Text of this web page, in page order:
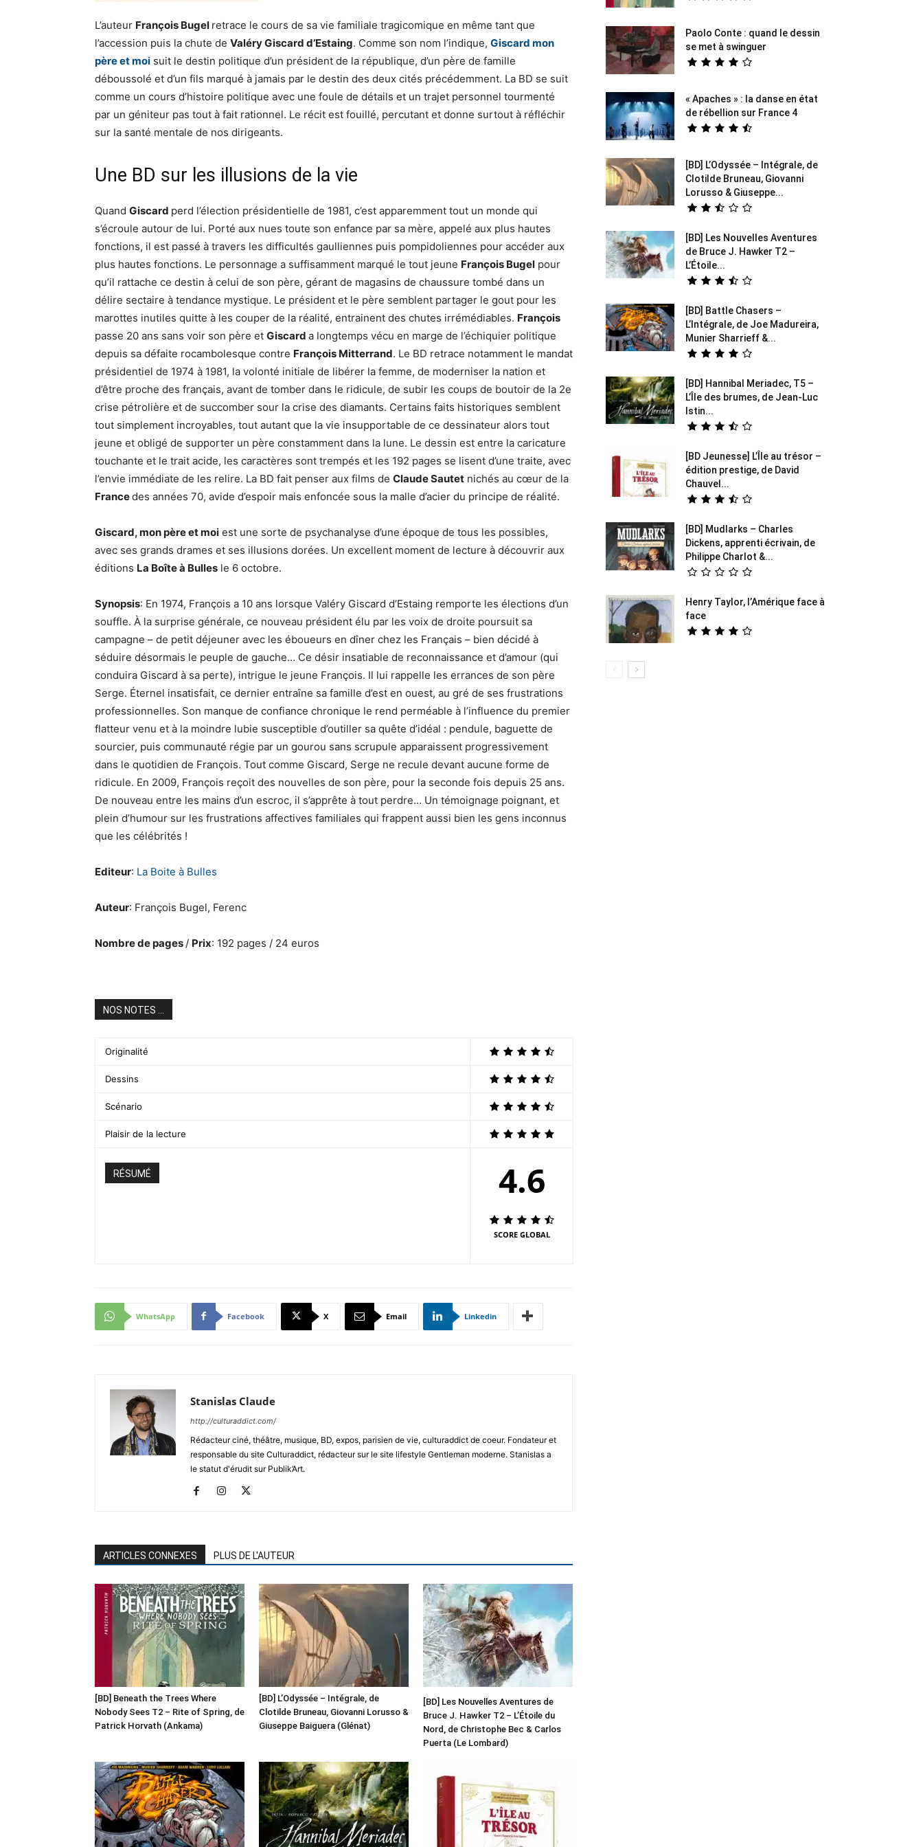
L’auteur François Bugel retrace le cours de sa vie familiale tragicomique en même tant que
l’accession puis la chute de Valéry Giscard d’Estaing. Comme son nom l’indique, Giscard mon
père et moi suit le destin politique d’un président de la république, d’un père de famille
déboussolé et d’un fils marqué à jamais par le destin des deux cités précédemment. La BD se suit
comme un cours d’histoire politique avec une foule de détails et un trajet personnel tourmenté
par un géniteur pas tout à fait rationnel. Le récit est fouillé, percutant et donne surtout à réfléchir
sur la santé mentale de nos dirigeants.
Une BD sur les illusions de la vie
Quand Giscard perd l’élection présidentielle de 1981, c’est apparemment tout un monde qui
s’écroule autour de lui. Porté aux nues toute son enfance par sa mère, appelé aux plus hautes
fonctions, il est passé à travers les difficultés gaulliennes puis pompidoliennes pour accéder aux
plus hautes fonctions. Le personnage a suffisamment marqué le tout jeune François Bugel pour
qu’il rattache ce destin à celui de son père, gérant de magasins de chaussure tombé dans un
délire sectaire à tendance mystique. Le président et le père semblent partager le gout pour les
marottes inutiles quitte à les couper de la réalité, entrainent des chutes irrémédiables. François
passe 20 ans sans voir son père et Giscard a longtemps vécu en marge de l’échiquier politique
depuis sa défaite rocambolesque contre François Mitterrand. Le BD retrace notamment le mandat
présidentiel de 1974 à 1981, la volonté initiale de libérer la femme, de moderniser la nation et
d’être proche des français, avant de tomber dans le ridicule, de subir les coups de boutoir de la 2e
crise pétrolière et de succomber sour la crise des diamants. Certains faits historiques semblent
tout simplement incroyables, tout autant que la vie insupportable de ce dessinateur alors tout
jeune et obligé de supporter un père constamment dans la lune. Le dessin est entre la caricature
touchante et le trait acide, les caractères sont trempés et les 192 pages se lisent d’une traite, avec
l’envie immédiate de les relire. La BD fait penser aux films de Claude Sautet nichés au cœur de la
Francedes années 70, avide d’espoir mais enfoncée sous la malle d’acier du principe de réalité.
Giscard, mon père et moi est une sorte de psychanalyse d’une époque de tous les possibles,
avec ses grands drames et ses illusions dorées. Un excellent moment de lecture à découvrir aux
éditions La Boîte à Bulles le 6 octobre.
Synopsis: En 1974, François a 10 ans lorsque Valéry Giscard d’Estaing remporte les élections d’un
souffle. À la surprise générale, ce nouveau président élu par les voix de droite poursuit sa
campagne – de petit déjeuner avec les éboueurs en dîner chez les Français – bien décidé à
séduire désormais le peuple de gauche… Ce désir insatiable de reconnaissance et d’amour (qui
conduira Giscard à sa perte), intrigue le jeune François. Il lui rappelle les errances de son père
Serge. Éternel insatisfait, ce dernier entraîne sa famille d’est en ouest, au gré de ses frustrations
professionnelles. Son manque de confiance chronique le rend perméable à l’influence du premier
flatteur venu et à la moindre lubie susceptible d’outiller sa quête d’idéal : pendule, baguette de
sourcier, puis communauté régie par un gourou sans scrupule apparaissent progressivement
dans le quotidien de François. Tout comme Giscard, Serge ne recule devant aucune forme de
ridicule. En 2009, François reçoit des nouvelles de son père, pour la seconde fois depuis 25 ans.
De nouveau entre les mains d’un escroc, il s’apprête à tout perdre… Un témoignage poignant, et
plein d’humour sur les frustrations affectives familiales qui frappent aussi bien les gens inconnus
que les célébrités !
Editeur: La Boite à Bulles
Auteur: François Bugel, Ferenc
Nombre de pages / Prix: 192 pages / 24 euros
NOS NOTES ...
Originalité
Dessins
Scénario
Plaisir de la lecture
RÉSUMÉ 4.6
SCORE GLOBAL
WhatsApp Facebook X Email Linkedin
Stanislas Claude
http://culturaddict.com/
Rédacteur ciné, théâtre, musique, BD, expos, parisien de vie, culturaddict de coeur. Fondateur et
responsable du site Culturaddict, rédacteur sur le site lifestyle Gentleman moderne. Stanislas a
le statut d'érudit sur Publik’Art.
ARTICLES CONNEXES PLUS DE L'AUTEUR
[BD] Beneath the Trees Where
Nobody Sees T2 – Rite of Spring, de
Patrick Horvath (Ankama)
[BD] L’Odyssée – Intégrale, de
Clotilde Bruneau, Giovanni Lorusso &
Giuseppe Baiguera (Glénat)
[BD] Les Nouvelles Aventures de
Bruce J. Hawker T2 – L’Étoile du
Nord, de Christophe Bec & Carlos
Puerta (Le Lombard)
Paolo Conte : quand le dessin
se met à swinguer
« Apaches » : la danse en état
de rébellion sur France 4
[BD] L’Odyssée – Intégrale, de
Clotilde Bruneau, Giovanni
Lorusso & Giuseppe...
[BD] Les Nouvelles Aventures
de Bruce J. Hawker T2 –
L’Étoile...
[BD] Battle Chasers –
L’Intégrale, de Joe Madureira,
Munier Sharrieff &...
[BD] Hannibal Meriadec, T5 –
L’Île des brumes, de Jean-Luc
Istin...
[BD Jeunesse] L’Île au trésor –
édition prestige, de David
Chauvel...
[BD] Mudlarks – Charles
Dickens, apprenti écrivain, de
Philippe Charlot &...
Henry Taylor, l’Amérique face à
face